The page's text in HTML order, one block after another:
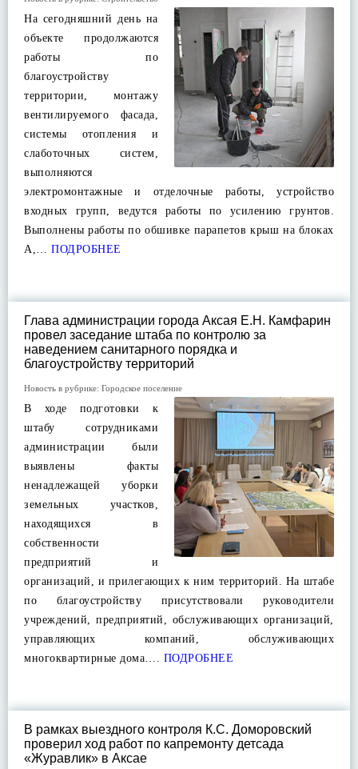
На сегодняшний день на
объекте продолжаются
работы по
благоустройству
территории, монтажу
вентилируемого фасада,
системы отопления и
слаботочных систем,
выполняются
электромонтажные и отделочные работы, устройство
входных групп, ведутся работы по усилению грунтов.
Выполнены работы по обшивке парапетов крыш на блоках
А,… ПОДРОБНЕЕ
Глава администрации города Аксая Е.Н. Камфарин
провел заседание штаба по контролю за
наведением санитарного порядка и
благоустройству территорий
Новость в рубрике: Городское поселение
В ходе подготовки к
штабу сотрудниками
администрации были
выявлены факты
ненадлежащей уборки
земельных участков,
находящихся в
собственности
предприятий и
организаций, и прилегающих к ним территорий. На штабе
по благоустройству присутствовали руководители
учреждений, предприятий, обслуживающих организаций,
управляющих компаний, обслуживающих
многоквартирные дома…. ПОДРОБНЕЕ
В рамках выездного контроля К.С. Доморовский
проверил ход работ по капремонту детсада
«Журавлик» в Аксае